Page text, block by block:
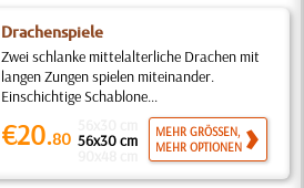
Drachenspiele
Zwei schlanke mittelalterliche Drachen mit
langen Zungen spielen miteinander.
Einschichtige Schablone...
€20.80 56x30 cm
MEHR GRÖSSEN,
MEHR OPTIONEN